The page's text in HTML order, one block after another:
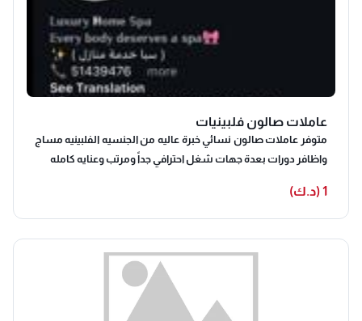
عاملات صالون فلبينيات
متوفر عاملات صالون نسائي خبرة عاليه من الجنسيه الفلبينيه مساج
واظافر دورات بعدة جهات شغل احترافي جداً ومرتب وعنايه كامله
1 (د.ك)